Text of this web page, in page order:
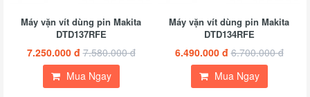
Máy vặn vít dùng pin Makita
DTD137RFE
7.250.000 đ 7.580.000 đ
Mua Ngay
Máy vặn vít dùng pin Makita
DTD134RFE
6.490.000 đ 6.700.000 đ
Mua Ngay